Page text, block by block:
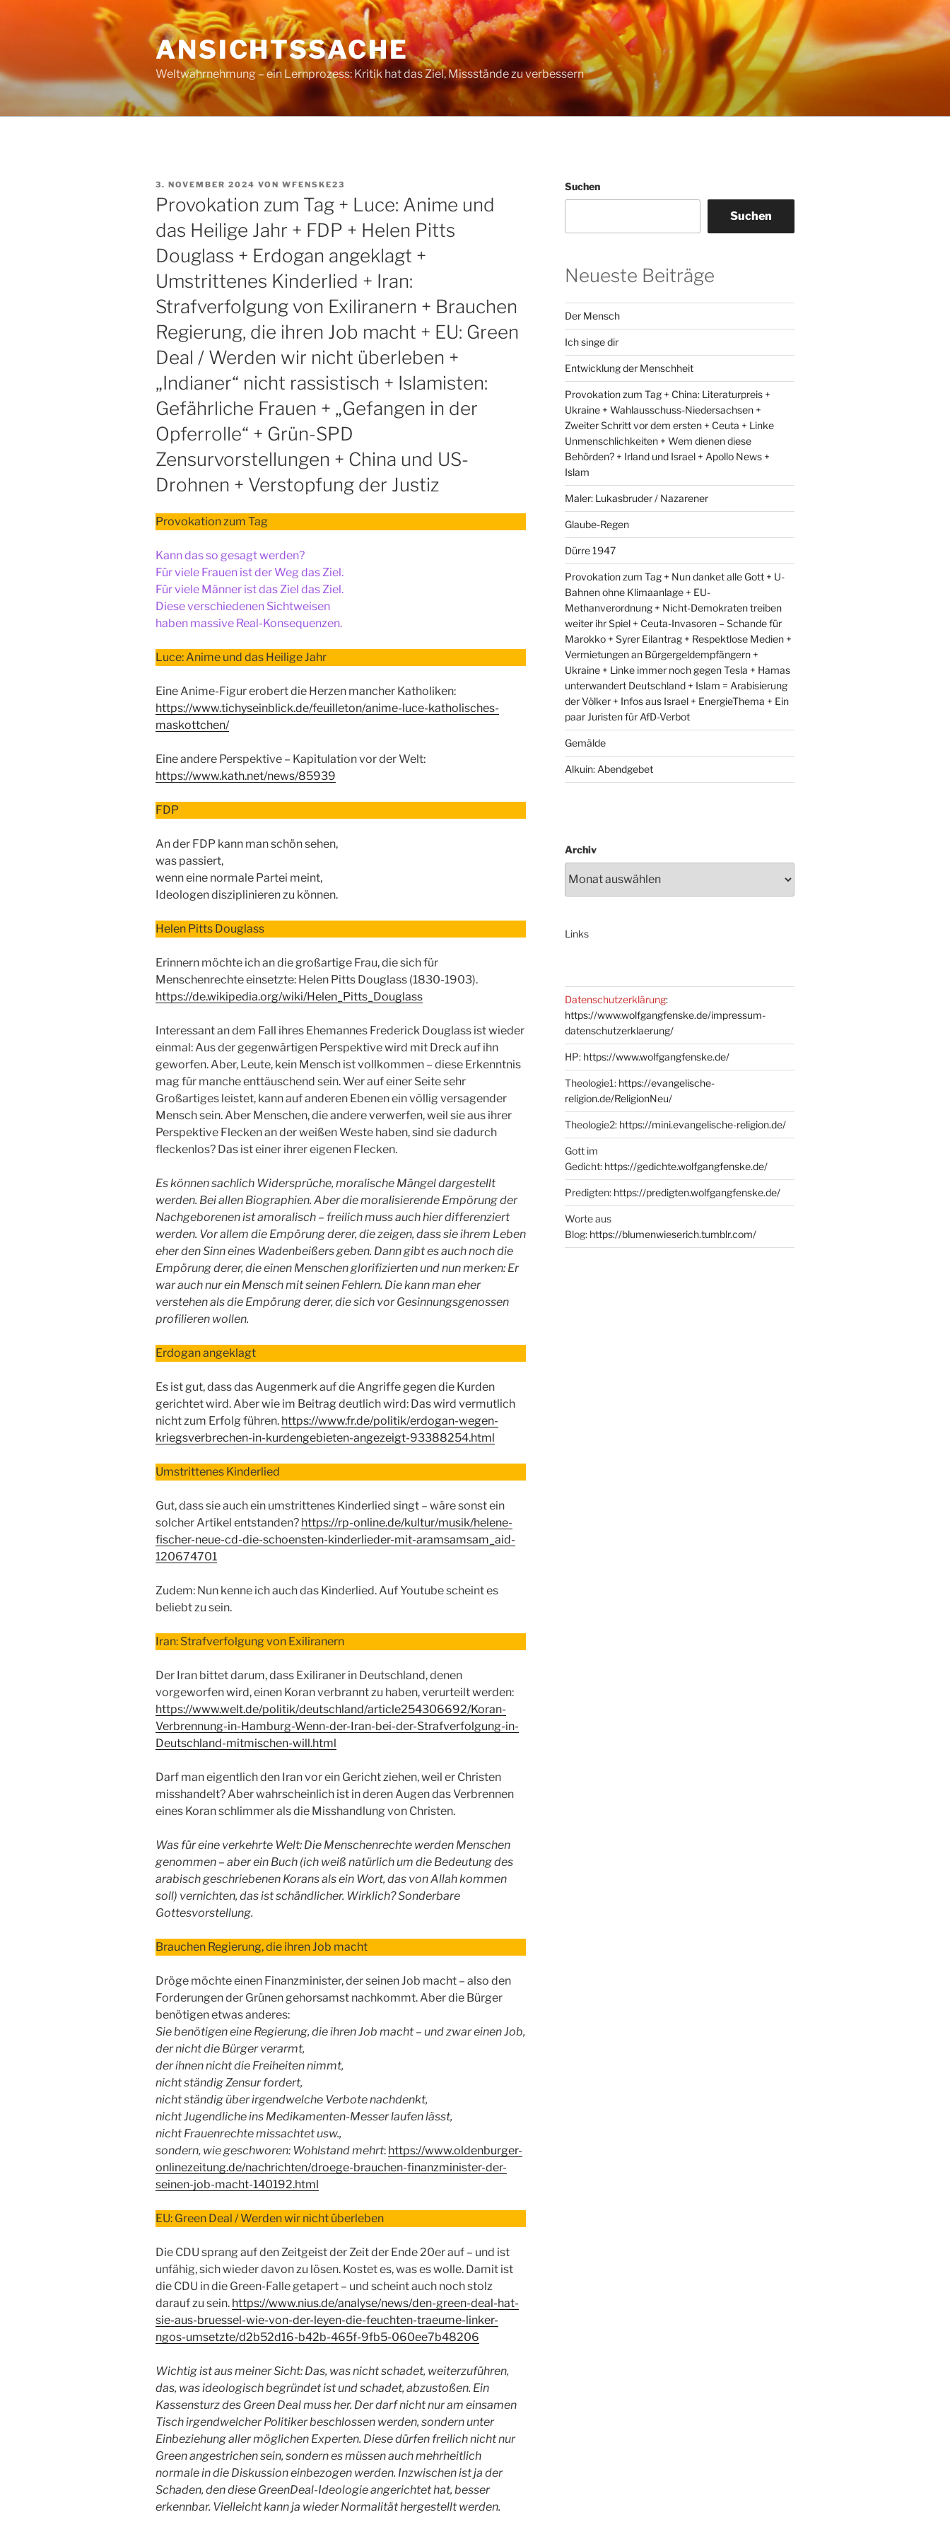
ANSICHTSSACHE
Weltwahrnehmung – ein Lernprozess: Kritik hat das Ziel, Missstände zu verbessern
VERÖFFENTLICHT
AM
3. NOVEMBER 2024 VON WFENSKE23
Provokation zum Tag + Luce: Anime und
das Heilige Jahr + FDP + Helen Pitts
Douglass + Erdogan angeklagt +
Umstrittenes Kinderlied + Iran:
Strafverfolgung von Exiliranern + Brauchen
Regierung, die ihren Job macht + EU: Green
Deal / Werden wir nicht überleben +
„Indianer“ nicht rassistisch + Islamisten:
Gefährliche Frauen + „Gefangen in der
Opferrolle“ + Grün-SPD
Zensurvorstellungen + China und US-
Drohnen + Verstopfung der Justiz
Provokation zum Tag
Kann das so gesagt werden?
Für viele Frauen ist der Weg das Ziel.
Für viele Männer ist das Ziel das Ziel.
Diese verschiedenen Sichtweisen
haben massive Real-Konsequenzen.
Luce: Anime und das Heilige Jahr
Eine Anime-Figur erobert die Herzen mancher Katholiken:
https://www.tichyseinblick.de/feuilleton/anime-luce-katholisches-
maskottchen/
Eine andere Perspektive – Kapitulation vor der Welt:
https://www.kath.net/news/85939
FDP
An der FDP kann man schön sehen,
was passiert,
wenn eine normale Partei meint,
Ideologen disziplinieren zu können.
Helen Pitts Douglass
Erinnern möchte ich an die großartige Frau, die sich für
Menschenrechte einsetzte: Helen Pitts Douglass (1830-1903).
https://de.wikipedia.org/wiki/Helen_Pitts_Douglass
Interessant an dem Fall ihres Ehemannes Frederick Douglass ist wieder
einmal: Aus der gegenwärtigen Perspektive wird mit Dreck auf ihn
geworfen. Aber, Leute, kein Mensch ist vollkommen – diese Erkenntnis
mag für manche enttäuschend sein. Wer auf einer Seite sehr
Großartiges leistet, kann auf anderen Ebenen ein völlig versagender
Mensch sein. Aber Menschen, die andere verwerfen, weil sie aus ihrer
Perspektive Flecken an der weißen Weste haben, sind sie dadurch
fleckenlos? Das ist einer ihrer eigenen Flecken.
Es können sachlich Widersprüche, moralische Mängel dargestellt
werden. Bei allen Biographien. Aber die moralisierende Empörung der
Nachgeborenen ist amoralisch – freilich muss auch hier differenziert
werden. Vor allem die Empörung derer, die zeigen, dass sie ihrem Leben
eher den Sinn eines Wadenbeißers geben. Dann gibt es auch noch die
Empörung derer, die einen Menschen glorifizierten und nun merken: Er
war auch nur ein Mensch mit seinen Fehlern. Die kann man eher
verstehen als die Empörung derer, die sich vor Gesinnungsgenossen
profilieren wollen.
Erdogan angeklagt
Es ist gut, dass das Augenmerk auf die Angriffe gegen die Kurden
gerichtet wird. Aber wie im Beitrag deutlich wird: Das wird vermutlich
nicht zum Erfolg führen. https://www.fr.de/politik/erdogan-wegen-
kriegsverbrechen-in-kurdengebieten-angezeigt-93388254.html
Umstrittenes Kinderlied
Gut, dass sie auch ein umstrittenes Kinderlied singt – wäre sonst ein
solcher Artikel entstanden? https://rp-online.de/kultur/musik/helene-
fischer-neue-cd-die-schoensten-kinderlieder-mit-aramsamsam_aid-
120674701
Zudem: Nun kenne ich auch das Kinderlied. Auf Youtube scheint es
beliebt zu sein.
Iran: Strafverfolgung von Exiliranern
Der Iran bittet darum, dass Exiliraner in Deutschland, denen
vorgeworfen wird, einen Koran verbrannt zu haben, verurteilt werden:
https://www.welt.de/politik/deutschland/article254306692/Koran-
Verbrennung-in-Hamburg-Wenn-der-Iran-bei-der-Strafverfolgung-in-
Deutschland-mitmischen-will.html
Darf man eigentlich den Iran vor ein Gericht ziehen, weil er Christen
misshandelt? Aber wahrscheinlich ist in deren Augen das Verbrennen
eines Koran schlimmer als die Misshandlung von Christen.
Was für eine verkehrte Welt: Die Menschenrechte werden Menschen
genommen – aber ein Buch (ich weiß natürlich um die Bedeutung des
arabisch geschriebenen Korans als ein Wort, das von Allah kommen
soll) vernichten, das ist schändlicher. Wirklich? Sonderbare
Gottesvorstellung.
Brauchen Regierung, die ihren Job macht
Dröge möchte einen Finanzminister, der seinen Job macht – also den
Forderungen der Grünen gehorsamst nachkommt. Aber die Bürger
benötigen etwas anderes:
Sie benötigen eine Regierung, die ihren Job macht – und zwar einen Job,
der nicht die Bürger verarmt,
der ihnen nicht die Freiheiten nimmt,
nicht ständig Zensur fordert,
nicht ständig über irgendwelche Verbote nachdenkt,
nicht Jugendliche ins Medikamenten-Messer laufen lässt,
nicht Frauenrechte missachtet usw.,
sondern, wie geschworen: Wohlstand mehrt: https://www.oldenburger-
onlinezeitung.de/nachrichten/droege-brauchen-finanzminister-der-
seinen-job-macht-140192.html
EU: Green Deal / Werden wir nicht überleben
Die CDU sprang auf den Zeitgeist der Zeit der Ende 20er auf – und ist
unfähig, sich wieder davon zu lösen. Kostet es, was es wolle. Damit ist
die CDU in die Green-Falle getapert – und scheint auch noch stolz
darauf zu sein. https://www.nius.de/analyse/news/den-green-deal-hat-
sie-aus-bruessel-wie-von-der-leyen-die-feuchten-traeume-linker-
ngos-umsetzte/d2b52d16-b42b-465f-9fb5-060ee7b48206
Wichtig ist aus meiner Sicht: Das, was nicht schadet, weiterzuführen,
das, was ideologisch begründet ist und schadet, abzustoßen. Ein
Kassensturz des Green Deal muss her. Der darf nicht nur am einsamen
Tisch irgendwelcher Politiker beschlossen werden, sondern unter
Einbeziehung aller möglichen Experten. Diese dürfen freilich nicht nur
Green angestrichen sein, sondern es müssen auch mehrheitlich
normale in die Diskussion einbezogen werden. Inzwischen ist ja der
Schaden, den diese GreenDeal-Ideologie angerichtet hat, besser
erkennbar. Vielleicht kann ja wieder Normalität hergestellt werden.
Suchen
Suchen
Neueste Beiträge
Der Mensch
Ich singe dir
Entwicklung der Menschheit
Provokation zum Tag + China: Literaturpreis +
Ukraine + Wahlausschuss-Niedersachsen +
Zweiter Schritt vor dem ersten + Ceuta + Linke
Unmenschlichkeiten + Wem dienen diese
Behörden? + Irland und Israel + Apollo News +
Islam
Maler: Lukasbruder / Nazarener
Glaube-Regen
Dürre 1947
Provokation zum Tag + Nun danket alle Gott + U-
Bahnen ohne Klimaanlage + EU-
Methanverordnung + Nicht-Demokraten treiben
weiter ihr Spiel + Ceuta-Invasoren – Schande für
Marokko + Syrer Eilantrag + Respektlose Medien +
Vermietungen an Bürgergeldempfängern +
Ukraine + Linke immer noch gegen Tesla + Hamas
unterwandert Deutschland + Islam = Arabisierung
der Völker + Infos aus Israel + EnergieThema + Ein
paar Juristen für AfD-Verbot
Gemälde
Alkuin: Abendgebet
Archiv
Links
Datenschutzerklärung:
https://www.wolfgangfenske.de/impressum-
datenschutzerklaerung/
HP: https://www.wolfgangfenske.de/
Theologie1: https://evangelische-
religion.de/ReligionNeu/
Theologie2: https://mini.evangelische-religion.de/
Gott im
Gedicht: https://gedichte.wolfgangfenske.de/
Predigten: https://predigten.wolfgangfenske.de/
Worte aus
Blog: https://blumenwieserich.tumblr.com/